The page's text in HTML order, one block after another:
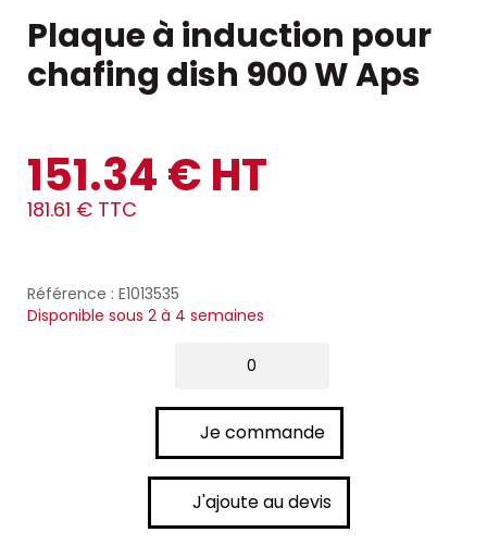
Plaque à induction pour
chafing dish 900 W Aps
151.34 € HT
181.61 € TTC
Référence : E1013535
Disponible sous 2 à 4 semaines
Je commande
J'ajoute au devis